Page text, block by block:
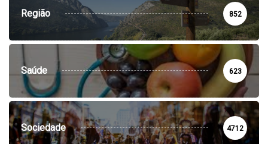
Região 852
Saúde 623
Sociedade 4712